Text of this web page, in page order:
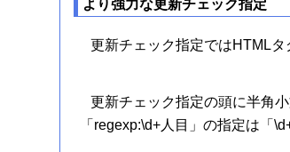
より強力な更新チェック指定
更新チェック指定ではHTML
更新チェック指定の頭に半角小
「regexp:\d+人目」の指定は「